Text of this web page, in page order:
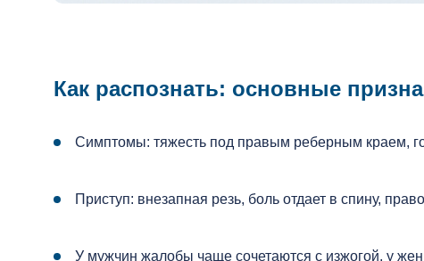
Как распознать: основные
Симптомы: тяжесть под правым реберным краем,
Приступ: внезапная резь, боль отдает в спину,
У мужчин жалобы чаще сочетаются с изжогой, у